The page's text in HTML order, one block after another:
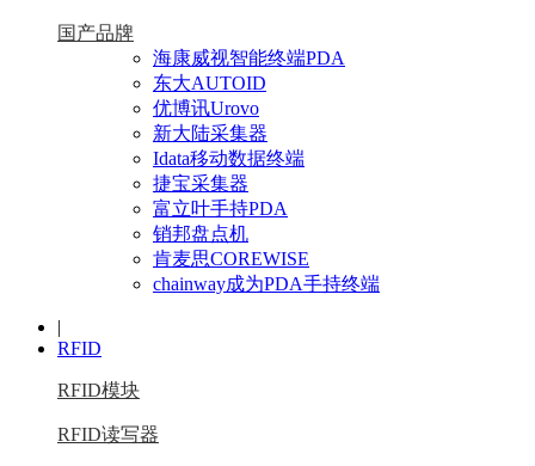
国产品牌
海康威视智能终端PDA
东大AUTOID
优博讯Urovo
新大陆采集器
Idata移动数据终端
捷宝采集器
富立叶手持PDA
销邦盘点机
肯麦思COREWISE
chainway成为PDA手持终端
|
RFID
RFID模块
RFID读写器